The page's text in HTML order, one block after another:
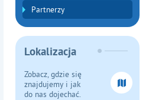
Partnerzy
Lokalizacja
Zobacz, gdzie się
znajdujemy i jak
do nas dojechać.